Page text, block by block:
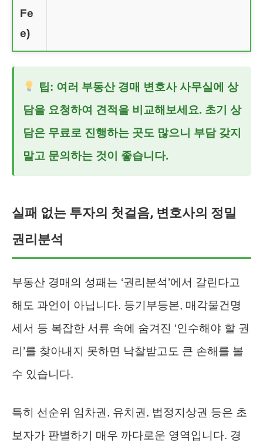
Fe
e)
팁: 여러 부동산 경매 변호사사무실에 상
담을 요청하여 견적을 비교해보세요. 초기 상
담은 무료로 진행하는 곳도 많으니 부담 갖지
말고 문의하는 것이 좋습니다.
실패 없는 투자의 첫걸음, 변호사의 정밀
권리분석
부동산 경매의 성패는 ‘권리분석’에서 갈린다고
해도 과언이 아닙니다. 등기부등본, 매각물건명
세서 등 복잡한 서류 속에 숨겨진 ‘인수해야 할 권
리’를 찾아내지 못하면 낙찰받고도 큰 손해를 볼
수 있습니다.
특히 선순위 임차권, 유치권, 법정지상권 등은 초
보자가 판별하기 매우 까다로운 영역입니다. 경